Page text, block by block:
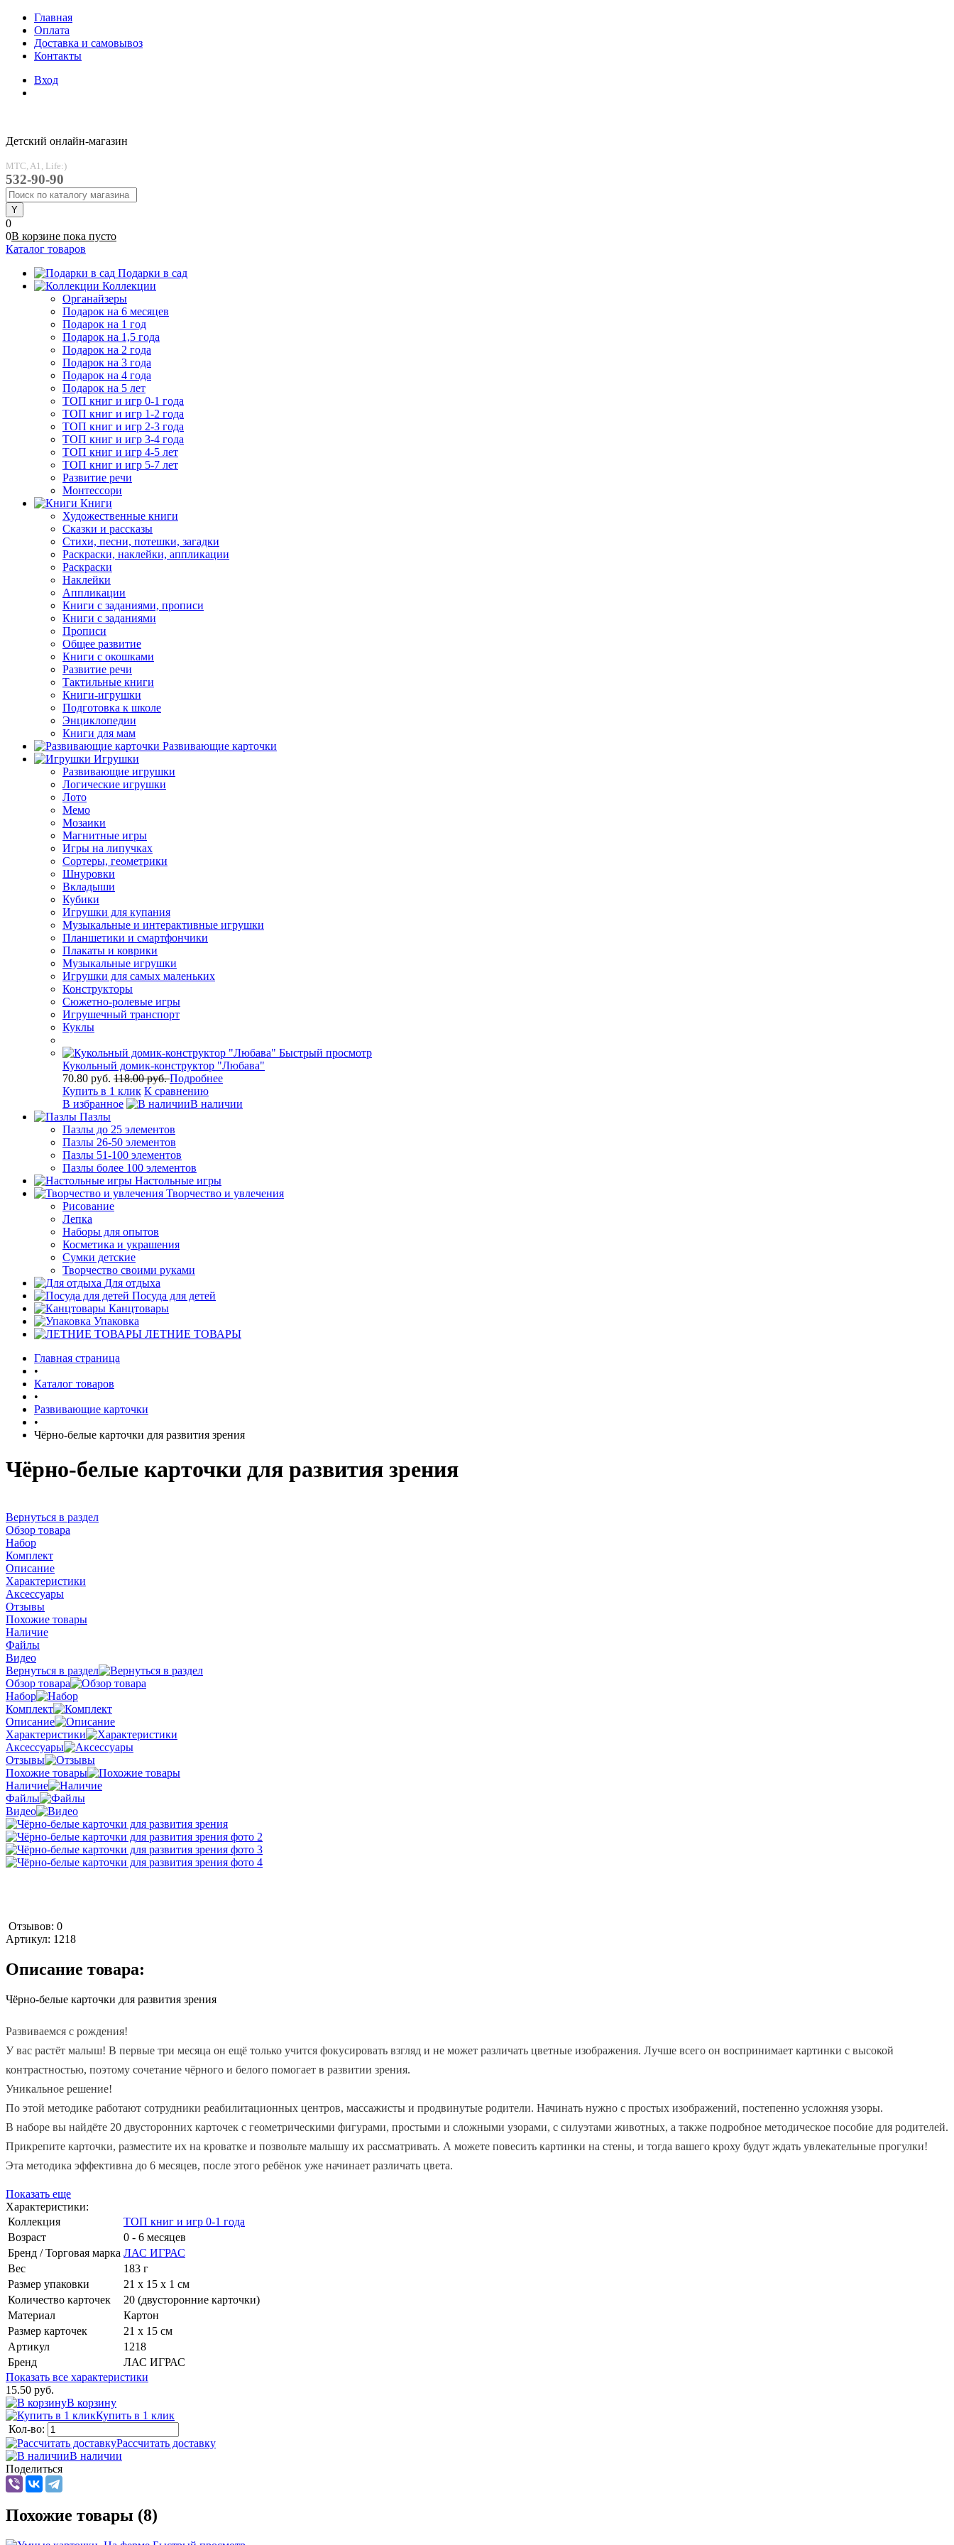
Главная
Оплата
Доставка и самовывоз
Контакты
Вход
Детский онлайн-магазин
MTC, A1, Life:)
532-90-90
0
0В корзине пока пусто
Каталог товаров
Подарки в сад
Коллекции
Органайзеры
Подарок на 6 месяцев
Подарок на 1 год
Подарок на 1,5 года
Подарок на 2 года
Подарок на 3 года
Подарок на 4 года
Подарок на 5 лет
ТОП книг и игр 0-1 года
ТОП книг и игр 1-2 года
ТОП книг и игр 2-3 года
ТОП книг и игр 3-4 года
ТОП книг и игр 4-5 лет
ТОП книг и игр 5-7 лет
Развитие речи
Монтессори
Книги
Художественные книги
Сказки и рассказы
Стихи, песни, потешки, загадки
Раскраски, наклейки, аппликации
Раскраски
Наклейки
Аппликации
Книги с заданиями, прописи
Книги с заданиями
Прописи
Общее развитие
Книги с окошками
Развитие речи
Тактильные книги
Книги-игрушки
Подготовка к школе
Энциклопедии
Книги для мам
Развивающие карточки
Игрушки
Развивающие игрушки
Логические игрушки
Лото
Мемо
Мозаики
Магнитные игры
Игры на липучках
Сортеры, геометрики
Шнуровки
Вкладыши
Кубики
Игрушки для купания
Музыкальные и интерактивные игрушки
Планшетики и смартфончики
Плакаты и коврики
Музыкальные игрушки
Игрушки для самых маленьких
Конструкторы
Сюжетно-ролевые игры
Игрушечный транспорт
Куклы
Быстрый просмотр
Кукольный домик-конструктор "Любава"
70.80 руб. 118.00 руб.Подробнее
Купить в 1 клик К сравнению
В избранное
В наличии
Пазлы
Пазлы до 25 элементов
Пазлы 26-50 элементов
Пазлы 51-100 элементов
Пазлы более 100 элементов
Настольные игры
Творчество и увлечения
Рисование
Лепка
Наборы для опытов
Косметика и украшения
Сумки детские
Творчество своими руками
Для отдыха
Посуда для детей
Канцтовары
Упаковка
ЛЕТНИЕ ТОВАРЫ
Главная страница
•
Каталог товаров
•
Развивающие карточки
•
Чёрно-белые карточки для развития зрения
Чёрно-белые карточки для развития зрения
Вернуться в раздел
Обзор товара
Набор
Комплект
Описание
Характеристики
Аксессуары
Отзывы
Похожие товары
Наличие
Файлы
Видео
Вернуться в раздел
Обзор товара
Набор
Комплект
Описание
Характеристики
Аксессуары
Отзывы
Похожие товары
Наличие
Файлы
Видео
Отзывов: 0
Артикул: 1218
Описание товара:
Чёрно-белые карточки для развития зрения
Развиваемся с рождения!
У вас растёт малыш! В первые три месяца он ещё только учится фокусировать взгляд и не может различать цветные изображения. Лучше всего он воспринимает картинки с высокой
контрастностью, поэтому сочетание чёрного и белого помогает в развитии зрения.
Уникальное решение!
По этой методике работают сотрудники реабилитационных центров, массажисты и продвинутые родители. Начинать нужно с простых изображений, постепенно усложняя узоры.
В наборе вы найдёте 20 двусторонних карточек с геометрическими фигурами, простыми и сложными узорами, с силуэтами животных, а также подробное методическое пособие для родителей.
Прикрепите карточки, разместите их на кроватке и позвольте малышу их рассматривать. А можете повесить картинки на стены, и тогда вашего кроху будут ждать увлекательные прогулки!
Эта методика эффективна до 6 месяцев, после этого ребёнок уже начинает различать цвета.
Показать еще
Характеристики:
Коллекция
ТОП книг и игр 0-1 года
Возраст
0 - 6 месяцев
Бренд / Торговая марка ЛАС ИГРАС
Вес
183 г
Размер упаковки
21 х 15 х 1 см
Количество карточек
20 (двусторонние карточки)
Материал
Картон
Размер карточек
21 x 15 см
Артикул
1218
Бренд
ЛАС ИГРАС
Показать все характеристики
15.50 руб.
В корзину
Купить в 1 клик
Кол-во:
Рассчитать доставку
В наличии
Поделиться
Похожие товары (8)